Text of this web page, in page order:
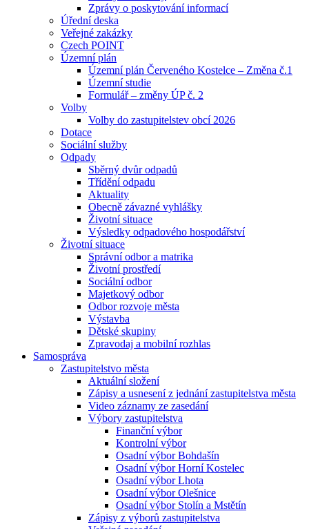
Zprávy o poskytování informací
Úřední deska
Veřejné zakázky
Czech POINT
Územní plán
Územní plán Červeného Kostelce – Změna č.1
Územní studie
Formulář – změny ÚP č. 2
Volby
Volby do zastupitelstev obcí 2026
Dotace
Sociální služby
Odpady
Sběrný dvůr odpadů
Třídění odpadu
Aktuality
Obecně závazné vyhlášky
Životní situace
Výsledky odpadového hospodářství
Životní situace
Správní odbor a matrika
Životní prostředí
Sociální odbor
Majetkový odbor
Odbor rozvoje města
Výstavba
Dětské skupiny
Zpravodaj a mobilní rozhlas
Samospráva
Zastupitelstvo města
Aktuální složení
Zápisy a usnesení z jednání zastupitelstva města
Video záznamy ze zasedání
Výbory zastupitelstva
Finanční výbor
Kontrolní výbor
Osadní výbor Bohdašín
Osadní výbor Horní Kostelec
Osadní výbor Lhota
Osadní výbor Olešnice
Osadní výbor Stolín a Mstětín
Zápisy z výborů zastupitelstva